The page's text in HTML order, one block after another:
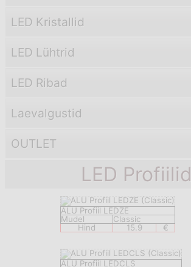
LED Kristallid
LED Lühtrid
LED Ribad
Laevаlgustid
OUTLET
LED Profiilid
ALU Profiil LEDZE
Mudel
Classic
Hind
15.9 €
ALU Profiil LEDCLS